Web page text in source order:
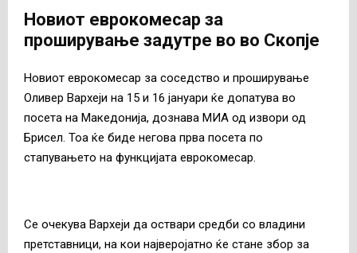
Новиот еврокомесар за
проширување задутре во во Скопје
Новиот еврокомесар за соседство и проширување
Оливер Вархеји на 15 и 16 јануари ќе допатува во
посета на Македонија, дознава МИА од извори од
Брисел. Тоа ќе биде негова прва посета по
стапувањето на функцијата еврокомесар.
Се очекува Вархеји да оствари средби со владини
претставници, на кои најверојатно ќе стане збор за